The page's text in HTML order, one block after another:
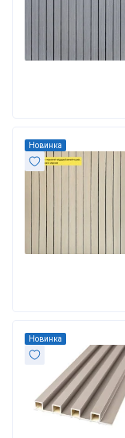
Новинка
Новинка